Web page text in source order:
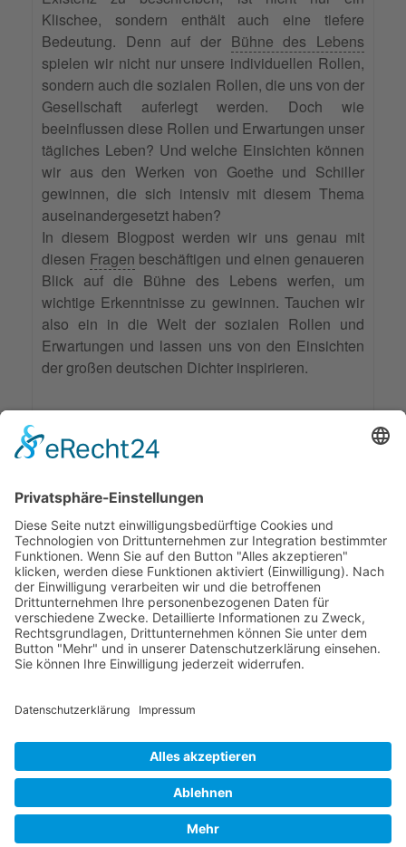
Klischee, sondern enthält auch eine tiefere
Bedeutung. Denn auf der Bühne des Lebens
spielen wir nicht nur unsere individuellen Rollen,
sondern auch die sozialen Rollen, die uns von der
Gesellschaft auferlegt werden. Doch wie
beeinflussen diese Rollen und Erwartungen unser
tägliches Leben? Und welche Einsichten können
wir aus den Werken von Goethe und Schiller
gewinnen, die sich intensiv mit diesem Thema
auseinandergesetzt haben?
In diesem Blogpost werden wir uns genau mit
diesen Fragen beschäftigen und einen genaueren
Blick auf die Bühne des Lebens werfen, um
wichtige Erkenntnisse zu gewinnen. Tauchen wir
also ein in die Welt der sozialen Rollen und
Erwartungen und lassen uns von den Einsichten
der großen deutschen Dichter inspirieren.
Markiert in:
10308 Aufrufe
First PagePrevious Page
6 7 8 Next Page
Last Page
© 2026 Frank Hartung Ihr Mediator bei Konflikten in Familie,
Frank Hartung - Familien- und Wirtschaftsmediator
263 Bewertungen auf ProvenExpert.com